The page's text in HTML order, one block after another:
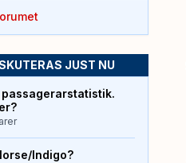
JUST NU
passagerarstatistik.
Indigo?